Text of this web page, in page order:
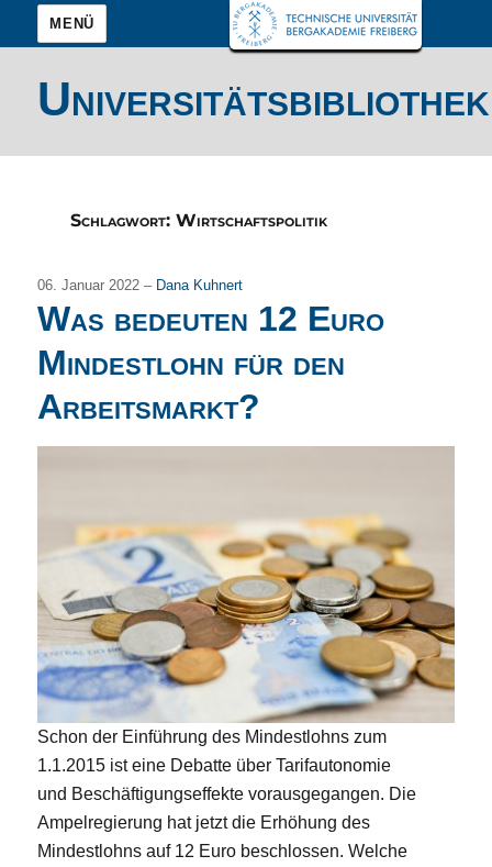
MENÜ
Universitätsbibliothek
Schlagwort: Wirtschaftspolitik
06. Januar 2022 – Dana Kuhnert
Was bedeuten 12 Euro
Mindestlohn für den
Arbeitsmarkt?
Schon der Einführung des Mindestlohns zum
1.1.2015 ist eine Debatte über Tarifautonomie
und Beschäftigungseffekte vorausgegangen. Die
Ampelregierung hat jetzt die Erhöhung des
Mindestlohns auf 12 Euro beschlossen. Welche